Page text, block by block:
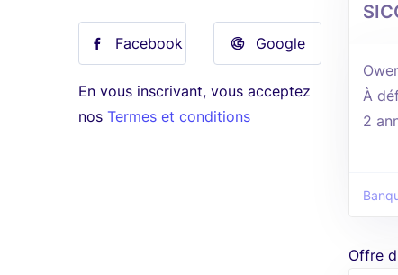
Facebook Google
En vous inscrivant, vous acceptez
nos Termes et conditions
À
2
Offre